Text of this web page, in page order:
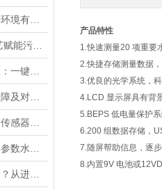
产品特性
1.快速测量20 项重要
2.快捷存储测量数据
3.优良的光学系统，
4.LCD 显示屏具有背
5.BEPS 低电量保护
6.200 组数据存储，
7.随屏帮助信息，逐
8.内置9V 电池或